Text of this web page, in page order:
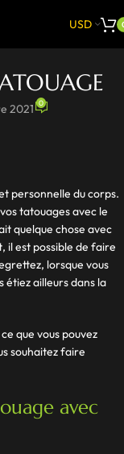
USD
2021 0
personnelle du corps.
tatouages avec le
quelque chose avec
il est possible de faire
lorsque vous
étiez ailleurs dans la
que vous pouvez
souhaitez faire
avec